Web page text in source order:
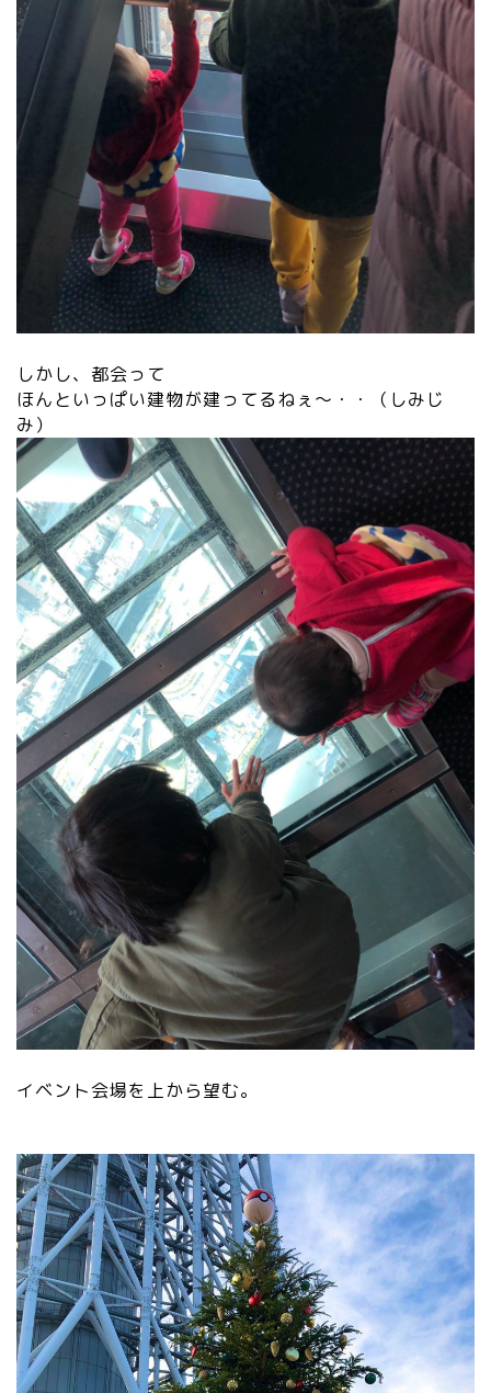
しかし、都会って
ほんといっぱい建物が建ってるねぇ〜・・（しみじ
み）
イベント会場を上から望む。